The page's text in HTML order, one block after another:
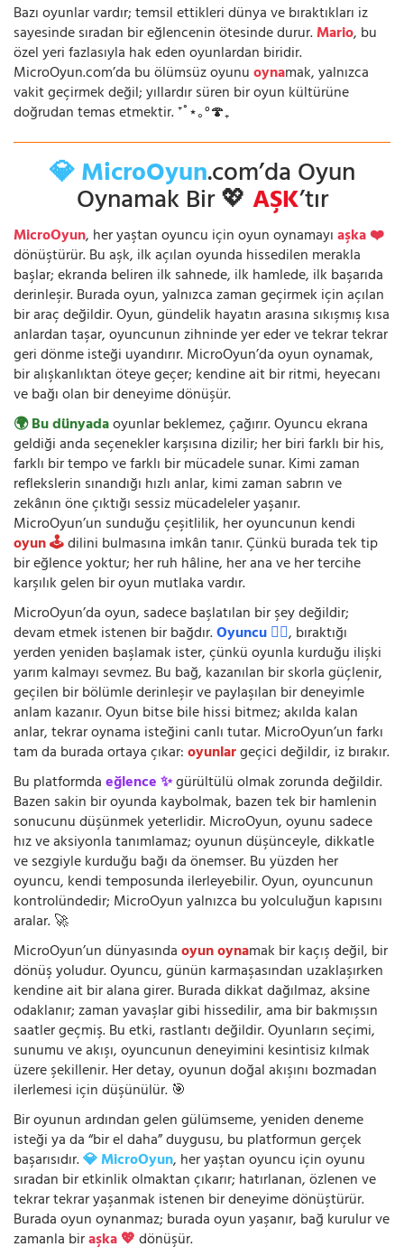
Bazı oyunlar vardır; temsil ettikleri dünya ve bıraktıkları iz
sayesinde sıradan bir eğlencenin ötesinde durur.Mario, bu
özel yeri fazlasıyla hak eden oyunlardan biridir.
MicroOyun.com’da bu ölümsüz oyunuoynamak, yalnızca
vakit geçirmek değil; yıllardır süren bir oyun kültürüne
doğrudan temas etmektir. ⁺˚⋆｡°🍄₊
💎 MicroOyun.com’da Oyun
Oynamak Bir 💖AŞK’tır
MicroOyun, her yaştan oyuncu için oyun oynamayıaşka ❤️
dönüştürür. Bu aşk, ilk açılan oyunda hissedilen merakla
başlar; ekranda beliren ilk sahnede, ilk hamlede, ilk başarıda
derinleşir. Burada oyun, yalnızca zaman geçirmek için açılan
bir araç değildir. Oyun, gündelik hayatın arasına sıkışmış kısa
anlardan taşar, oyuncunun zihninde yer eder ve tekrar tekrar
geri dönme isteği uyandırır. MicroOyun’da oyun oynamak,
bir alışkanlıktan öteye geçer; kendine ait bir ritmi, heyecanı
ve bağı olan bir deneyime dönüşür.
🌍 Bu dünyadaoyunlar beklemez, çağırır. Oyuncu ekrana
geldiği anda seçenekler karşısına dizilir; her biri farklı bir his,
farklı bir tempo ve farklı bir mücadele sunar. Kimi zaman
reflekslerin sınandığı hızlı anlar, kimi zaman sabrın ve
zekânın öne çıktığı sessiz mücadeleler yaşanır.
MicroOyun’un sunduğu çeşitlilik, her oyuncunun kendi
oyun 🕹️dilini bulmasına imkân tanır. Çünkü burada tek tip
bir eğlence yoktur; her ruh hâline, her ana ve her tercihe
karşılık gelen bir oyun mutlaka vardır.
MicroOyun’da oyun, sadece başlatılan bir şey değildir;
devam etmek istenen bir bağdır.Oyuncu 🧍‍♂️, bıraktığı
yerden yeniden başlamak ister, çünkü oyunla kurduğu ilişki
yarım kalmayı sevmez. Bu bağ, kazanılan bir skorla güçlenir,
geçilen bir bölümle derinleşir ve paylaşılan bir deneyimle
anlam kazanır. Oyun bitse bile hissi bitmez; akılda kalan
anlar, tekrar oynama isteğini canlı tutar. MicroOyun’un farkı
tam da burada ortaya çıkar:oyunlargeçici değildir, iz bırakır.
Bu platformdaeğlence ✨gürültülü olmak zorunda değildir.
Bazen sakin bir oyunda kaybolmak, bazen tek bir hamlenin
sonucunu düşünmek yeterlidir. MicroOyun, oyunu sadece
hız ve aksiyonla tanımlamaz; oyunun düşünceyle, dikkatle
ve sezgiyle kurduğu bağı da önemser. Bu yüzden her
oyuncu, kendi temposunda ilerleyebilir. Oyun, oyuncunun
kontrolündedir; MicroOyun yalnızca bu yolculuğun kapısını
aralar. 🚀
MicroOyun’un dünyasındaoyun oynamak bir kaçış değil, bir
dönüş yoludur. Oyuncu, günün karmaşasından uzaklaşırken
kendine ait bir alana girer. Burada dikkat dağılmaz, aksine
odaklanır; zaman yavaşlar gibi hissedilir, ama bir bakmışsın
saatler geçmiş. Bu etki, rastlantı değildir. Oyunların seçimi,
sunumu ve akışı, oyuncunun deneyimini kesintisiz kılmak
üzere şekillenir. Her detay, oyunun doğal akışını bozmadan
ilerlemesi için düşünülür. 🎯
Bir oyunun ardından gelen gülümseme, yeniden deneme
isteği ya da “bir el daha” duygusu, bu platformun gerçek
başarısıdır.💎 MicroOyun, her yaştan oyuncu için oyunu
sıradan bir etkinlik olmaktan çıkarır; hatırlanan, özlenen ve
tekrar tekrar yaşanmak istenen bir deneyime dönüştürür.
Burada oyun oynanmaz; burada oyun yaşanır, bağ kurulur ve
zamanla biraşka 💖dönüşür.